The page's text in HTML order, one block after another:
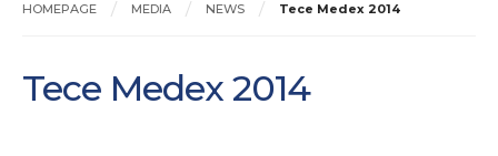
HOMEPAGE MEDIA NEWS Tece Medex 2014
Tece Medex 2014